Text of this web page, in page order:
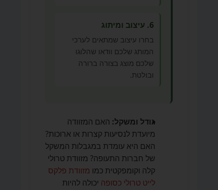
6. עיצוב ומיתוג
בחרו עיצוב שמתאים לערכי
המותג שלכם וודאו שהלוגו
שלכם מוצג בצורה ברורה
ובולטת.
גודל ומשקל: האם המזוודה
מיועדת לנסיעות קצרות או ארוכות?
האם היא עומדת במגבלות המשקל
של חברות התעופה? מזוודת טרולי
קלה וקומפקטית כמו מזוודת פלקס
לייט טרולי כסופה יכולה להיות